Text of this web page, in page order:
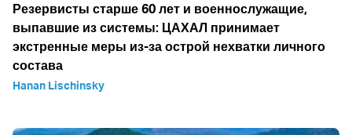
Резервисты старше 60 лет и военнослужащие,
выпавшие из системы: ЦАХАЛ принимает
экстренные меры из-за острой нехватки личного
состава
Hanan Lischinsky